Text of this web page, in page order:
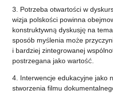
3. Potrzeba otwartości w
wizja polskości powinna
konstruktywną dyskusję na
sposób myślenia może
i bardziej zintegrowanej
postrzegana jako wartość.
4. Interwencje edukacyjne jako
stworzenia filmu